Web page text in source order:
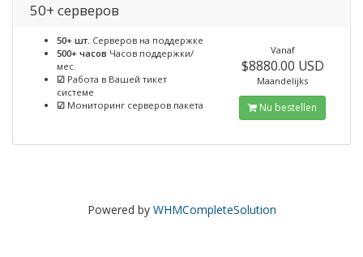
50+ серверов
50+ шт. Серверов на поддержке
500+ часов Часов поддержки/
мес.
☑ Работа в Вашей тикет
системе
☑ Мониторинг серверов пакета
Vanaf
$8880.00 USD
Maandelijks
Nu bestellen
Powered by WHMCompleteSolution